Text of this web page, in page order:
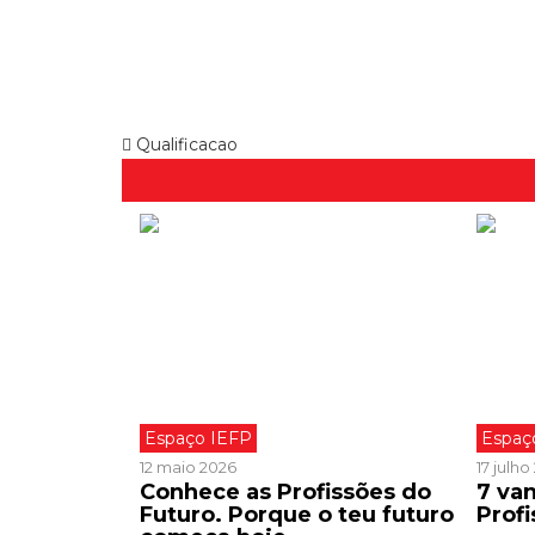
Qualificacao
Espaço IEFP
12 maio 2026
Conhece as Profissões do
Futuro. Porque o teu futuro
17 julho
7